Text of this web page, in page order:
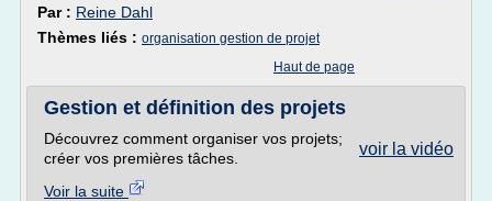
Par : Reine Dahl
Thèmes liés : organisation gestion de projet
Haut de page
Gestion et définition des projets
voir la vidéo
Découvrez comment organiser vos projets;
créer vos premières tâches.
Voir la suite